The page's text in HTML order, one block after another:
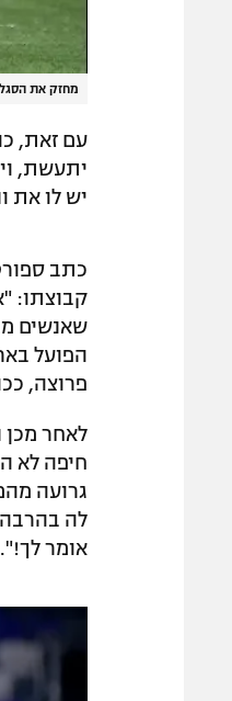
מחזק את
עם זאת,
יתעשת,
יש לו את
קבוצתו:
שאנשים
הפועל
פרוצה,
לאחר מכן
חיפה לא
גרועה
לה
אומר לך!".